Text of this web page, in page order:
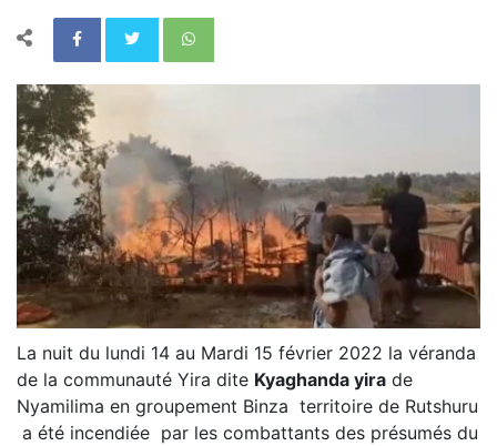
La nuit du lundi 14 au Mardi 15 février 2022 la véranda
de la communauté Yira dite Kyaghanda yira de
Nyamilima en groupement Binza territoire de Rutshuru
a été incendiée par les combattants des présumés du